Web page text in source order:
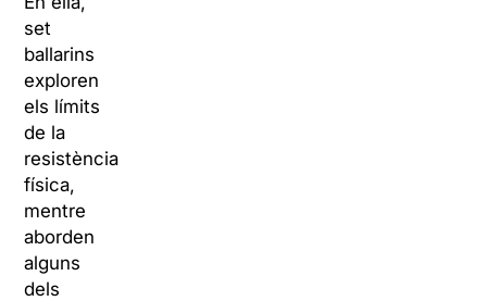
set
ballarins
exploren
els límits
de la
resistència
física,
mentre
aborden
alguns
dels